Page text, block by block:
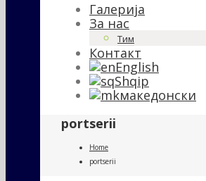
Галерија
За нас
Тим
Контакт
English
Shqip
македонски
portserii
Home
portserii